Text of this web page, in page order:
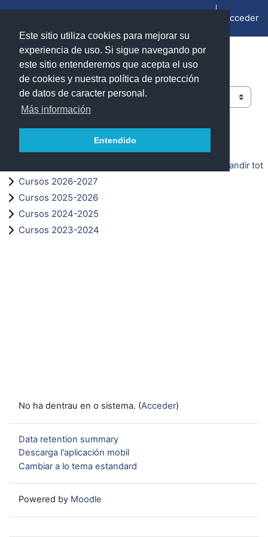
Este sitio utiliza cookies para mejorar su
experiencia de uso. Si sigue navegando por
este sitio entenderemos que acepta el uso
de cookies y nuestra política de protección
de datos de caracter personal.
Más información
Entendido
Panel lateral
Acceder
ADD Unizar - Moodle
Buscar cursos
Expandir tot
Cursos 2026-2027
Cursos 2025-2026
Cursos 2024-2025
Cursos 2023-2024
No ha dentrau en o sistema. (Acceder)
Data retention summary
Descarga l'aplicación mobil
Cambiar a lo tema estandard
Powered by Moodle